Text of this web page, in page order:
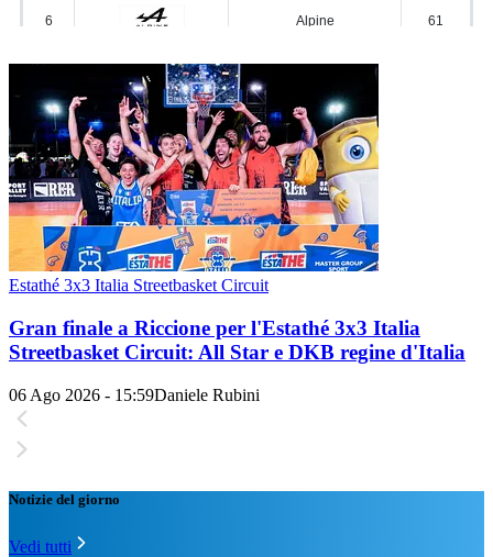
Estathé 3x3 Italia Streetbasket Circuit
Gran finale a Riccione per l'Estathé 3x3 Italia
Streetbasket Circuit: All Star e DKB regine d'Italia
06 Ago 2026 - 15:59Daniele Rubini
Notizie del giorno
Vedi tutti